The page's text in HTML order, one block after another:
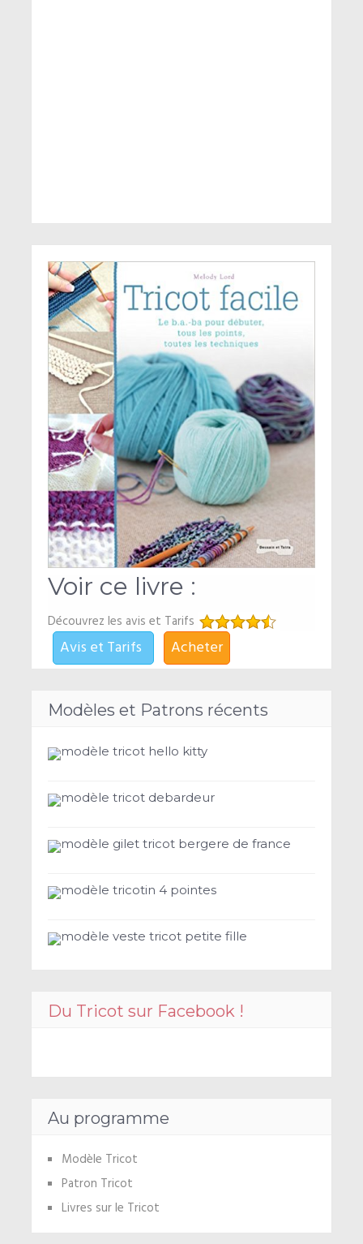
Voir ce livre :
Découvrez les avis et Tarifs
Acheter
Avis et Tarifs
Modèles et Patrons récents
modèle tricot hello kitty
modèle tricot debardeur
modèle gilet tricot bergere de france
modèle tricotin 4 pointes
modèle veste tricot petite fille
Du Tricot sur Facebook !
Au programme
Modèle Tricot
Patron Tricot
Livres sur le Tricot